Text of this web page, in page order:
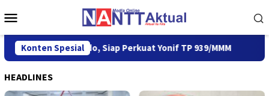
ke
Mobile
Konten Spesial
21/Komodo, Siap Perkuat Yonif TP 939/MMM Buka
HEADLINES